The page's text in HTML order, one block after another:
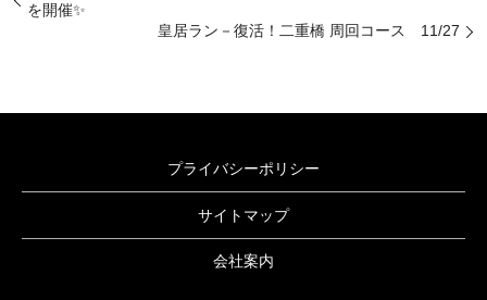
を開催✨
皇居ラン－復活！二重橋 周回コース 11/27
プライバシーポリシー
サイトマップ
会社案内